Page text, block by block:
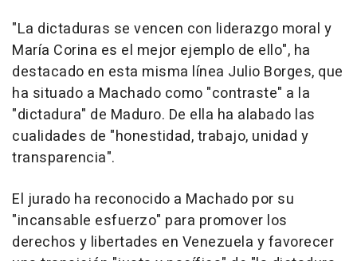
"La dictaduras se vencen con liderazgo moral y
María Corina es el mejor ejemplo de ello", ha
destacado en esta misma línea Julio Borges, que
ha situado a Machado como "contraste" a la
"dictadura" de Maduro. De ella ha alabado las
cualidades de "honestidad, trabajo, unidad y
transparencia".
El jurado ha reconocido a Machado por su
"incansable esfuerzo" para promover los
derechos y libertades en Venezuela y favorecer